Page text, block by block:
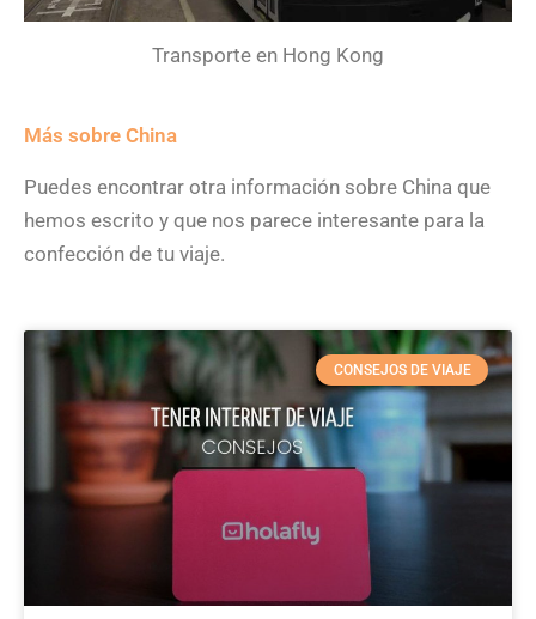
Transporte en Hong Kong
Más sobre China
Puedes encontrar otra información sobre China que
hemos escrito y que nos parece interesante para la
confección de tu viaje.
CONSEJOS DE VIAJE